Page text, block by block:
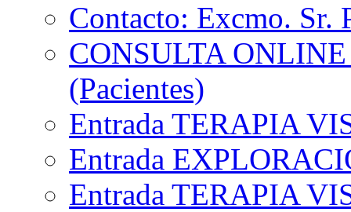
Contacto: Excmo. Sr.
CONSULTA
(Pacientes)
Entrada TERAPIA
Entrada
Entrada TERAPIA